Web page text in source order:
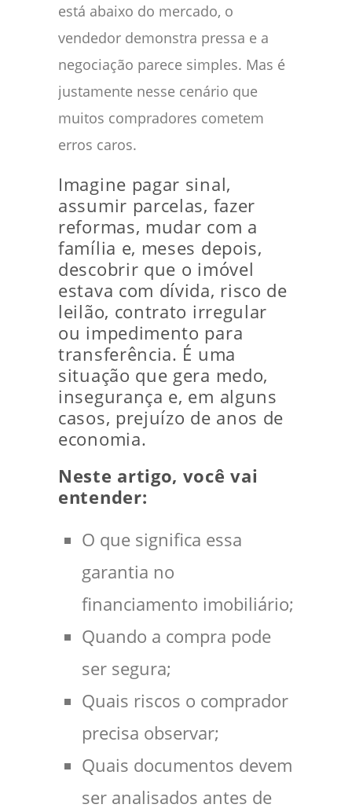
está abaixo do mercado, o
vendedor demonstra pressa e a
negociação parece simples. Mas é
justamente nesse cenário que
muitos compradores cometem
erros caros.
Imagine pagar sinal,
assumir parcelas, fazer
reformas, mudar com a
família e, meses depois,
descobrir que o imóvel
estava com dívida, risco de
leilão, contrato irregular
ou impedimento para
transferência. É uma
situação que gera medo,
insegurança e, em alguns
casos, prejuízo de anos de
economia.
Neste artigo, você vai
entender:
O que significa essa
garantia no
financiamento imobiliário;
Quando a compra pode
ser segura;
Quais riscos o comprador
precisa observar;
Quais documentos devem
ser analisados antes de